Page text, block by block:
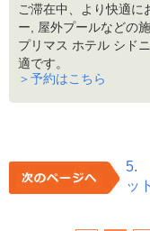
ご滞在中、より快適に
ー, 屋外プールなどの
プリマス ホテル シド
適です。
＞予約はこちら
5.
ッ